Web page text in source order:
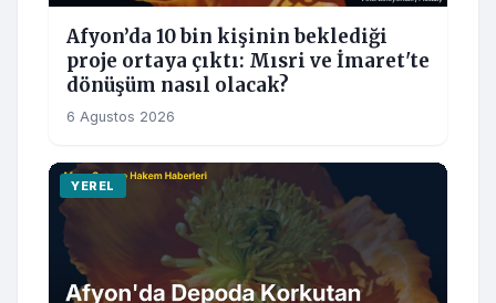
Afyon’da 10 bin kişinin beklediği
proje ortaya çıktı: Mısri ve İmaret'te
dönüşüm nasıl olacak?
6 Agustos 2026
YEREL